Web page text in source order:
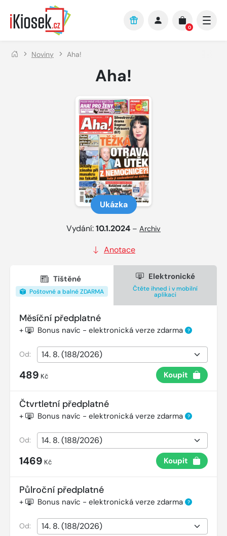
Přejít na hlavní obsah
0
Noviny Aha!
Aha!
Ukázka
Vydání:10.1.2024 – Archiv
Anotace
Tištěné
Poštovné a balné ZDARMA
Elektronické
Čtěte ihned i v mobilní
aplikaci
Měsíční předplatné
+ Bonus navíc - elektronická verze zdarma ?
Od:
489 Kč Koupit
Čtvrtletní předplatné
+ Bonus navíc - elektronická verze zdarma ?
Od:
1469 Kč Koupit
Půlroční předplatné
+ Bonus navíc - elektronická verze zdarma ?
Od: